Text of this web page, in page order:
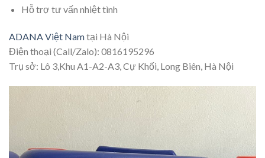
Hỗ trợ tư vấn nhiệt tình
ADANA Việt Namtại Hà Nội
Điện thoại (Call/Zalo): 0816195296
Trụ sở: Lô 3,Khu A1-A2-A3, Cự Khối, Long Biên, Hà Nội